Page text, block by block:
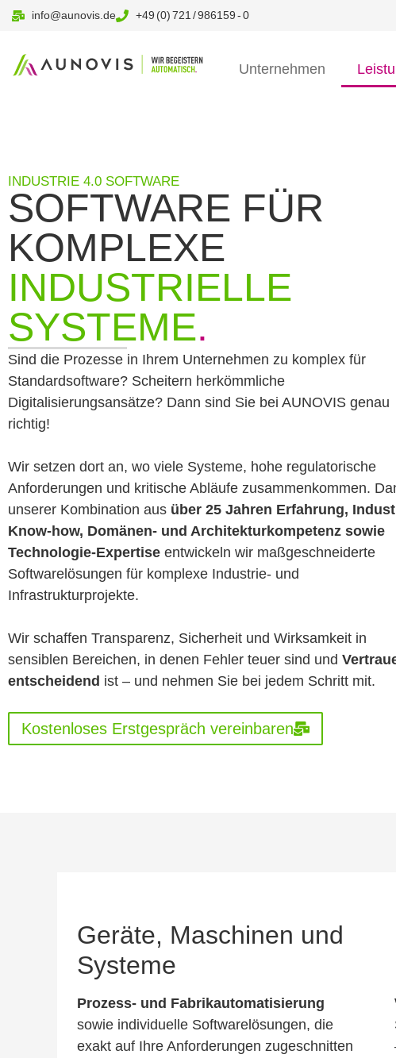
info@aunovis.de +49 (0) 721 / 986159 - 0
Unternehmen
INDUSTRIE 4.0 SOFTWARE
SOFTWARE FÜR
KOMPLEXE
INDUSTRIELLE
SYSTEME.
Sind die Prozesse in Ihrem Unternehmen zu komplex für
Standardsoftware? Scheitern herkömmliche
Digitalisierungsansätze? Dann sind Sie bei AUNOVIS genau
richtig!
Wir setzen dort an, wo viele Systeme, hohe regulatorische
Anforderungen und kritische Abläufe zusammenkommen.
unserer Kombination aus über 25 Jahren Erfahrung,
Know-how, Domänen- und Architekturkompetenz sowie
Technologie-Expertise entwickeln wir maßgeschneiderte
Softwarelösungen für komplexe Industrie- und
Infrastrukturprojekte.
Wir schaffen Transparenz, Sicherheit und Wirksamkeit in
sensiblen Bereichen, in denen Fehler teuer sind und
entscheidend ist – und nehmen Sie bei jedem Schritt mit.
Kostenloses Erstgespräch vereinbaren
Geräte, Maschinen und
Systeme
Prozess- und Fabrikautomatisierung
sowie individuelle Softwarelösungen, die
exakt auf Ihre Anforderungen zugeschnitten